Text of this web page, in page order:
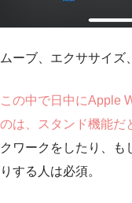
ムーブ、エクササイズ
この中で日中にApple
のは、スタンド機能だ
クワークをしたり、も
りする人は必須。